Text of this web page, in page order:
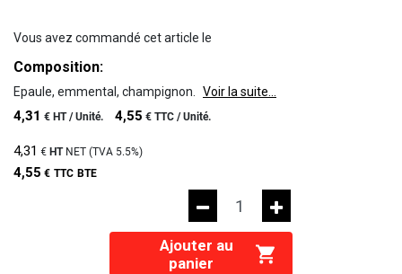
Vous avez commandé cet article le
Composition:
Epaule, emmental, champignon. Voir la suite...
4,31 € HT /Unité. 4,55 € TTC /Unité.
4,31 € HTNET (TVA 5.5%)
4,55 € TTC BTE
Ajouter au
panier